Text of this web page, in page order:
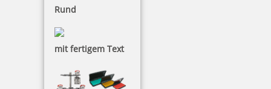
Rund
mit fertigem Text
Pocket Printy 9511 Tauchstempel 58 Taucherstempel Krake